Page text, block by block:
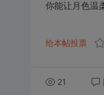
你能让月色温
给本帖投票
21